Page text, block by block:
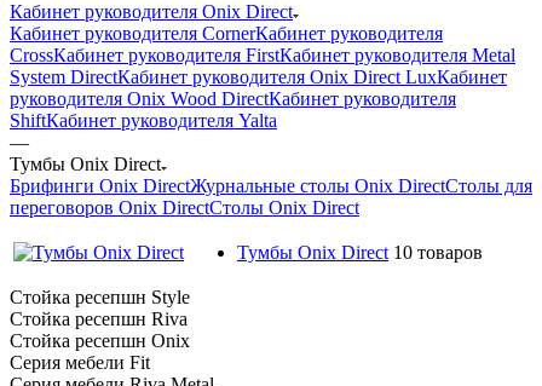
Кабинет руководителя Onix Direct
Кабинет руководителя CornerКабинет руководителя
CrossКабинет руководителя FirstКабинет руководителя Metal
System DirectКабинет руководителя Onix Direct LuxКабинет
руководителя Onix Wood DirectКабинет руководителя
ShiftКабинет руководителя Yalta
—
Тумбы Onix Direct
Брифинги Onix DirectЖурнальные столы Onix DirectСтолы для
переговоров Onix DirectСтолы Onix Direct
Тумбы Onix Direct 10 товаров
Стойка ресепшн Style
Стойка ресепшн Riva
Стойка ресепшн Onix
Серия мебели Fit